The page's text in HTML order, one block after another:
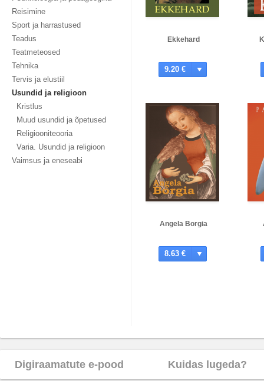
Reisimine
Sport ja harrastused
Teadus
Teatmeteosed
Tehnika
Tervis ja elustiil
Usundid ja religioon
Kristlus
Muud usundid ja õpetused
Religiooniteooria
Varia. Usundid ja religioon
Vaimsus ja eneseabi
Ekkehard
9.20 €
Angela Borgia
8.63 €
Digiraamatute e-pood Kuidas lugeda?